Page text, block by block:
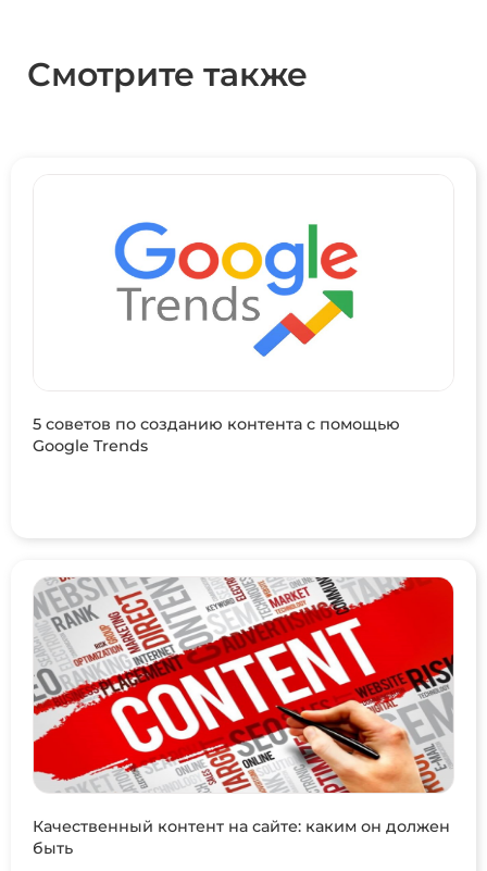
Смотрите также
5 советов по созданию контента с помощью
Google Trends
Качественный контент на сайте: каким он должен
быть